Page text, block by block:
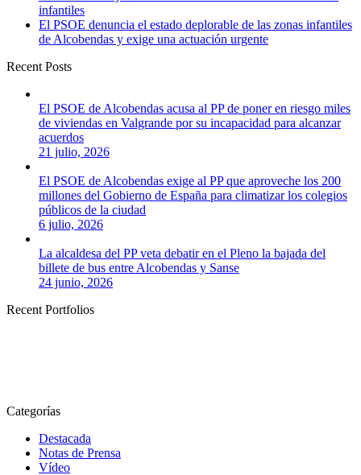
infantiles
El PSOE denuncia el estado deplorable de las zonas infantiles
de Alcobendas y exige una actuación urgente
Recent Posts
El PSOE de Alcobendas acusa al PP de poner en riesgo miles
de viviendas en Valgrande por su incapacidad para alcanzar
acuerdos
21 julio, 2026
El PSOE de Alcobendas exige al PP que aproveche los 200
millones del Gobierno de España para climatizar los colegios
públicos de la ciudad
6 julio, 2026
La alcaldesa del PP veta debatir en el Pleno la bajada del
billete de bus entre Alcobendas y Sanse
24 junio, 2026
Recent Portfolios
Categorías
Destacada
Notas de Prensa
Vídeo